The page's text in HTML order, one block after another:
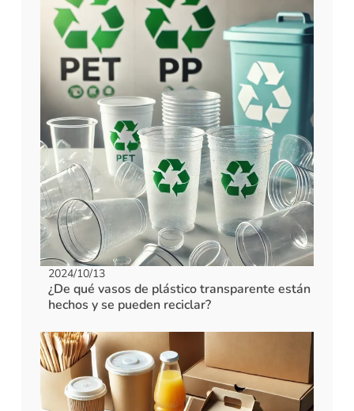
2024/10/13
¿De qué vasos de plástico transparente están
hechos y se pueden reciclar?